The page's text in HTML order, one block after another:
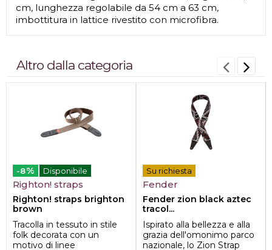
cm, lunghezza regolabile da 54 cm a 63 cm,
imbottitura in lattice rivestito con microfibra.
Altro dalla categoria
-8% Disponibile
Righton! straps
Righton! straps brighton
brown
Tracolla in tessuto in stile
folk decorata con un
motivo di linee
Su richiesta
Fender
Fender zion black aztec
tracol...
Ispirato alla bellezza e alla
grazia dell'omonimo parco
nazionale, lo Zion Strap